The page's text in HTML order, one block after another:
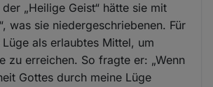
„Heilige Geist“ hätte sie mit
was sie niedergeschriebenen. Für
als erlaubtes Mittel, um
zu erreichen. So fragte er: „Wenn
Gottes durch meine Lüge